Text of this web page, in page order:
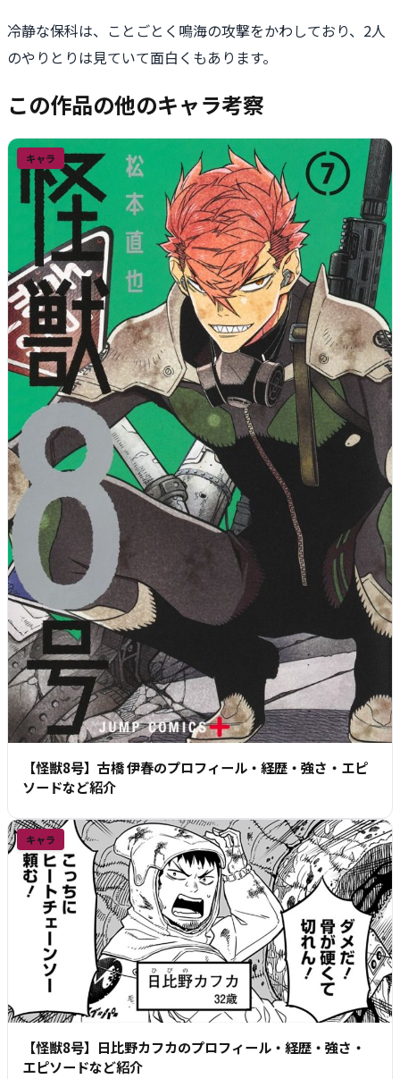
冷静な保科は、ことごとく鳴海の攻撃をかわしており、2人
のやりとりは見ていて面白くもあります。
この作品の他のキャラ考察
キャラ
【怪獣8号】古橋 伊春のプロフィール・経歴・強さ・エピ
ソードなど紹介
キャラ
【怪獣8号】日比野カフカのプロフィール・経歴・強さ・
エピソードなど紹介